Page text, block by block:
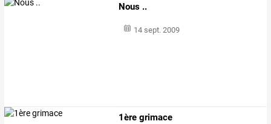
Nous ..
14 sept. 2009
1ère grimace